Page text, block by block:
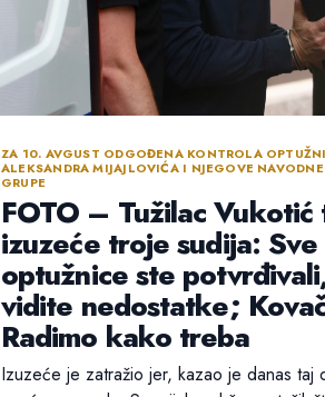
ZA 10. AVGUST ODGOĐENA KONTROLA
ALEKSANDRA MIJAJLOVIĆA I NJEGOVE
GRUPE
FOTO – Tužilac Vukotić
izuzeće troje sudija: Sve
optužnice ste
vidite nedostatke;
Radimo kako treba
Izuzeće je zatražio jer, kazao je danas taj